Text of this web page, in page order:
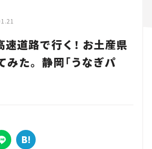
速道路で行く！ お土産県
みた。 静岡「うなぎパ